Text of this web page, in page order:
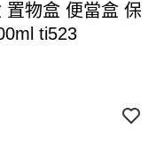
置物盒 便當盒 保
ti523